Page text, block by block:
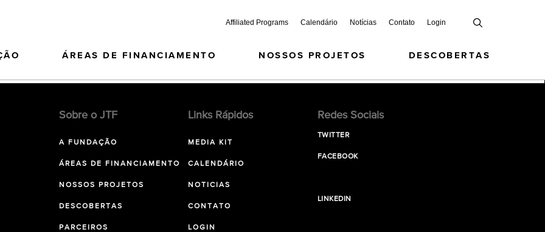
Affiliated Programs Calendário Notícias Contato Login
ÁREAS DE FINANCIAMENTO NOSSOS PROJETOS DESCOBERTAS
Sobre o JTF
A FUNDAÇÃO
ÁREAS DE FINANCIAMENTO
NOSSOS PROJETOS
DESCOBERTAS
PARCEIROS
Links Rápidos
MEDIA KIT
CALENDÁRIO
NOTICIAS
CONTATO
LOGIN
Redes Sociais
TWITTER
FACEBOOK
LINKEDIN